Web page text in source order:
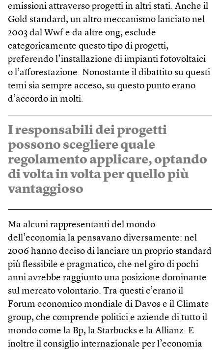
emissioni attraverso progetti in altri stati. Anche il
Gold standard, un altro meccanismo lanciato nel
2003 dal Wwf e da altre ong, esclude
categoricamente questo tipo di progetti,
preferendo l’installazione di impianti fotovoltaici
o l’afforestazione. Nonostante il dibattito su questi
temi sia sempre acceso, su questo punto erano
d’accordo in molti.
I responsabili dei progetti
possono scegliere quale
regolamento applicare, optando
di volta in volta per quello più
vantaggioso
Ma alcuni rappresentanti del mondo
dell’economia la pensavano diversamente: nel
2006 hanno deciso di lanciare un proprio standard
più flessibile e pragmatico, che nel giro di pochi
anni avrebbe raggiunto una posizione dominante
sul mercato volontario. Tra questi c’erano il
Forum economico mondiale di Davos e il Climate
group, che comprende politici e aziende di tutto il
mondo come la Bp, la Starbucks e la Allianz. E
inoltre il consiglio internazionale per l’economia